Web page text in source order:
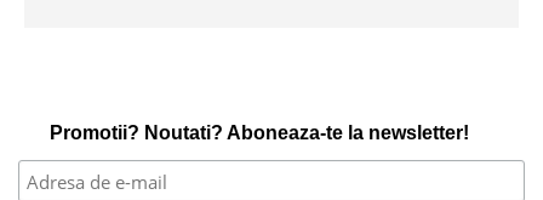
Promotii? Noutati? Aboneaza-te la newsletter!